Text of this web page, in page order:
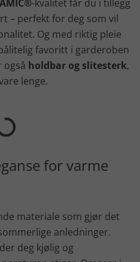
-kvalitet får du i tillegg
– perfekt for deg som vil
Og med riktig pleie
favoritt i garderoben
også holdbar og slitesterk,
lenge.
for varme
materiale som gjør det
anledninger.
deg kjølig og